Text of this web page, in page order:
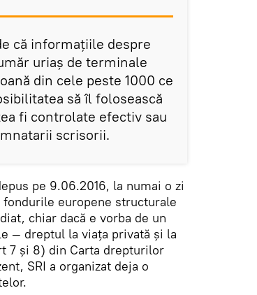
că informațiile despre
uriaș de terminale
din cele peste 1000 ce
să îl folosească
fi controlate efectiv sau
scrisorii.
pe 9.06.2016, la numai o zi
europene structurale
chiar dacă e vorba de un
— dreptul la viața privată și la
7 și 8) din Carta drepturilor
SRI a organizat deja o